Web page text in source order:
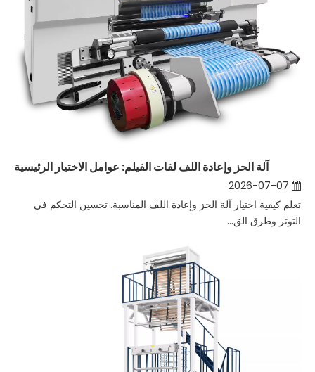
آلة الحز وإعادة اللف لفات الفيلم: عوامل الاختيار الرئيسية
تعلم كيفية اختيار آلة الحز وإعادة اللف المناسبة. تحسين التحكم في
التوتر وطرق الق...